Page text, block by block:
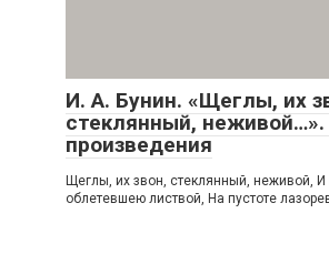
И. А. Бунин. «Щеглы, их
стеклянный, неживой…».
произведения
Щеглы, их звон, стеклянный, неживой, И
облетевшею листвой, На пустоте